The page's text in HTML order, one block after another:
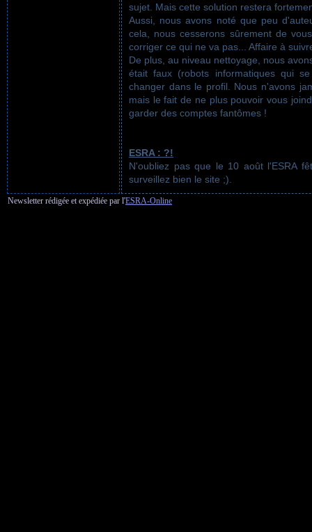
sujet. Mais cette solution restera
Aussi, nous avons noté que peu
cela, nous cesserons sûrement de
corriger ce qui ne va pas... Affaire à
De plus, au niveau nettoyage, nous
était faux (robots informatiques qui
changer dans le profil. Nous n'avons
mais le fait de ne plus pouvoir vous
garder des comptes fantômes !
ESRA : ?!
N'oubliez pas que le 10 août l'ESRA
surveillez bien le site ;).
Newsletter rédigée et expédiée par l'ESRA-Online